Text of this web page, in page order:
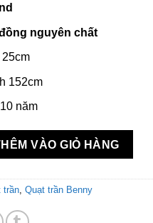
nguyên chất
152cm
năm
- Trắng số lượng
VÀO GIỎ HÀNG
trần, Quạt trần Benny